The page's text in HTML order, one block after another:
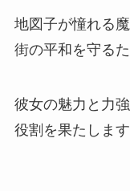
地図子が憧れる
街の平和を守る
彼女の魅力と力
役割を果たします